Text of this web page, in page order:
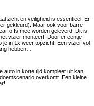
zicht en veiligheid is essentieel. Er
gekleurd). Maar ook voor barre
offs mee worden geleverd. Dit is
vizier monteert. Door er eentje
je in 1x weer topzicht. Een vizier vol
hebben…
auto in korte tijd kompleet uit kan
overkomt. Een kleine